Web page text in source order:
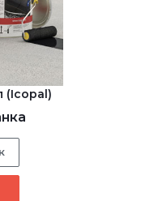
(Icopal)